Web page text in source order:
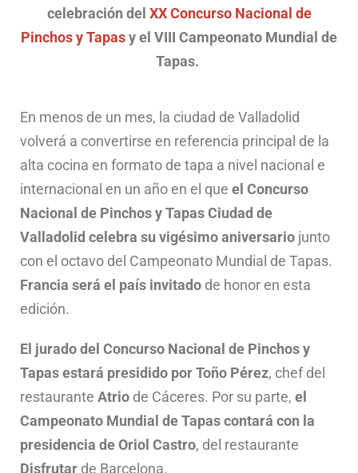
celebración del XX Concurso Nacional de
Pinchos y Tapasy el VIII Campeonato Mundial de
Tapas.
En menos de un mes, la ciudad de Valladolid
volverá a convertirse en referencia principal de la
alta cocina en formato de tapa a nivel nacional e
internacional en un año en el que el Concurso
Nacional de Pinchos y Tapas Ciudad de
Valladolid celebra su vigésimo aniversario junto
con el octavo del Campeonato Mundial de Tapas.
Francia será el país invitado de honor en esta
edición.
El jurado del Concurso Nacional de Pinchos y
Tapas estará presidido por Toño Pérez, chef del
restaurante Atrio de Cáceres. Por su parte, el
Campeonato Mundial de Tapas contará con la
presidencia de Oriol Castro, del restaurante
Disfrutar de Barcelona.